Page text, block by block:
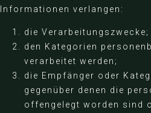
Informationen verlangen:
die Verarbeitungszwecke;
den Kategorien
verarbeitet werden;
die Empfänger oder
gegenüber denen die
offengelegt worden sind